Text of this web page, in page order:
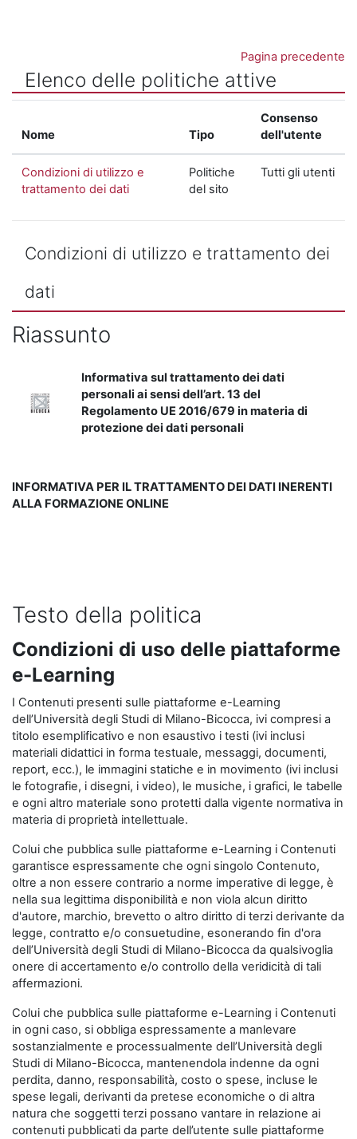
Pagina precedente
Elenco delle politiche attive
Nome Tipo
Consenso
dell'utente
Condizioni di utilizzo e
trattamento dei dati
Politiche
del sito
Tutti gli utenti
Condizioni di utilizzo e trattamento dei
dati
Riassunto
Informativa sul trattamento dei dati
personali ai sensi dell’art. 13 del
Regolamento UE 2016/679 in materia di
protezione dei dati personali
INFORMATIVA PER IL TRATTAMENTO DEI DATI INERENTI
ALLA FORMAZIONE ONLINE
Testo della politica
Condizioni di uso delle piattaforme
e-Learning
I Contenuti presenti sulle piattaforme e-Learning
dell’Università degli Studi di Milano-Bicocca, ivi compresi a
titolo esemplificativo e non esaustivo i testi (ivi inclusi
materiali didattici in forma testuale, messaggi, documenti,
report, ecc.), le immagini statiche e in movimento (ivi inclusi
le fotografie, i disegni, i video), le musiche, i grafici, le tabelle
e ogni altro materiale sono protetti dalla vigente normativa in
materia di proprietà intellettuale.
Colui che pubblica sulle piattaforme e-Learning i Contenuti
garantisce espressamente che ogni singolo Contenuto,
oltre a non essere contrario a norme imperative di legge, è
nella sua legittima disponibilità e non viola alcun diritto
d'autore, marchio, brevetto o altro diritto di terzi derivante da
legge, contratto e/o consuetudine, esonerando fin d'ora
dell’Università degli Studi di Milano-Bicocca da qualsivoglia
onere di accertamento e/o controllo della veridicità di tali
affermazioni.
Colui che pubblica sulle piattaforme e-Learning i Contenuti
in ogni caso, si obbliga espressamente a manlevare
sostanzialmente e processualmente dell’Università degli
Studi di Milano-Bicocca, mantenendola indenne da ogni
perdita, danno, responsabilità, costo o spese, incluse le
spese legali, derivanti da pretese economiche o di altra
natura che soggetti terzi possano vantare in relazione ai
contenuti pubblicati da parte dell’utente sulle piattaforme